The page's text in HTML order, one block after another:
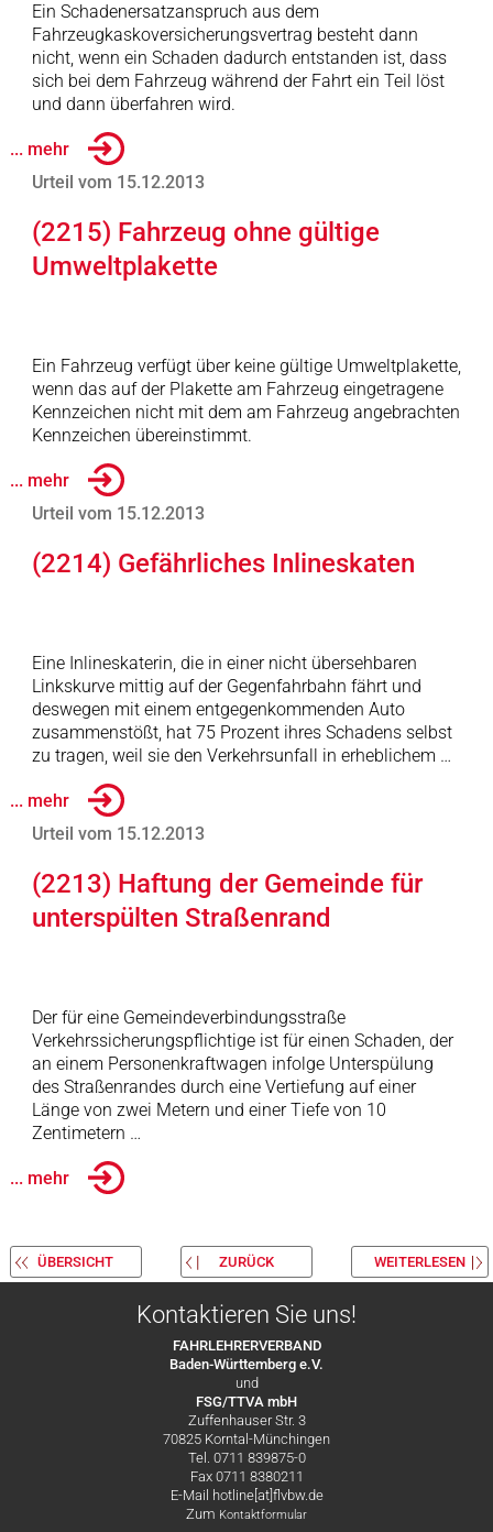
Ein Schadenersatzanspruch aus dem
Fahrzeugkaskoversicherungsvertrag besteht dann
nicht, wenn ein Schaden dadurch entstanden ist, dass
sich bei dem Fahrzeug während der Fahrt ein Teil löst
und dann überfahren wird.
... mehr
Urteil vom 15.12.2013
(2215) Fahrzeug ohne gültige
Umweltplakette
Ein Fahrzeug verfügt über keine gültige Umweltplakette,
wenn das auf der Plakette am Fahrzeug eingetragene
Kennzeichen nicht mit dem am Fahrzeug angebrachten
Kennzeichen übereinstimmt.
... mehr
Urteil vom 15.12.2013
(2214) Gefährliches Inlineskaten
Eine Inlineskaterin, die in einer nicht übersehbaren
Linkskurve mittig auf der Gegenfahrbahn fährt und
deswegen mit einem entgegenkommenden Auto
zusammenstößt, hat 75 Prozent ihres Schadens selbst
zu tragen, weil sie den Verkehrsunfall in erheblichem …
... mehr
Urteil vom 15.12.2013
(2213) Haftung der Gemeinde für
unterspülten Straßenrand
Der für eine Gemeindeverbindungsstraße
Verkehrssicherungspflichtige ist für einen Schaden, der
an einem Personenkraftwagen infolge Unterspülung
des Straßenrandes durch eine Vertiefung auf einer
Länge von zwei Metern und einer Tiefe von 10
Zentimetern …
... mehr
ÜBERSICHT ZURÜCK WEITERLESEN
Kontaktieren Sie uns!
FAHRLEHRERVERBAND
Baden-Württemberg e.V.
und
FSG/TTVA mbH
Zuffenhauser Str. 3
70825 Korntal-Münchingen
Tel. 0711 839875-0
Fax 0711 8380211
E-Mail hotline[at]flvbw.de
Zum Kontaktformular